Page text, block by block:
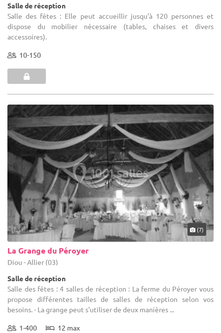
Salle de réception
Salle des fêtes : Elle peut accueillir jusqu’à 120 personnes et
dispose du mobilier nécessaire (tables, chaises et divers
accessoires).
10-150
(7)
La Grange du Péroyer
Diou - Allier (03)
Salle de réception
Salle des fêtes : 4 salles de réception : La ferme du Péroyer vous
propose différentes tailles de salles de réception selon vos
besoins. - La grange peut s'utiliser de deux manières ...
1-400 12 max